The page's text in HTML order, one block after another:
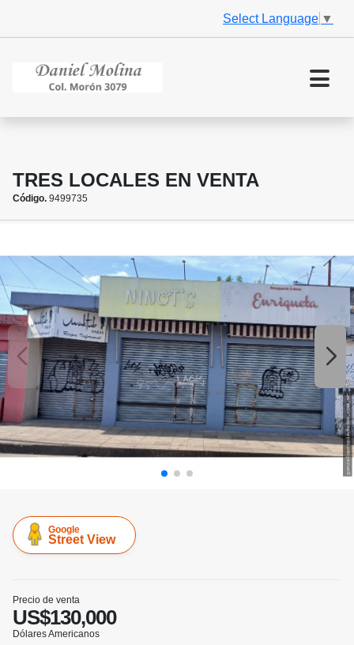
Select Language ▼
TRES LOCALES EN VENTA
Código. 9499735
Google
Street View
Precio de venta
US$130,000
Dólares Americanos